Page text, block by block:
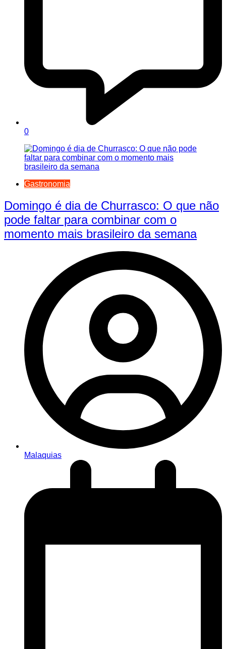
0
Gastronomia
Domingo é dia de Churrasco: O que não
pode faltar para combinar com o
momento mais brasileiro da semana
Malaquias